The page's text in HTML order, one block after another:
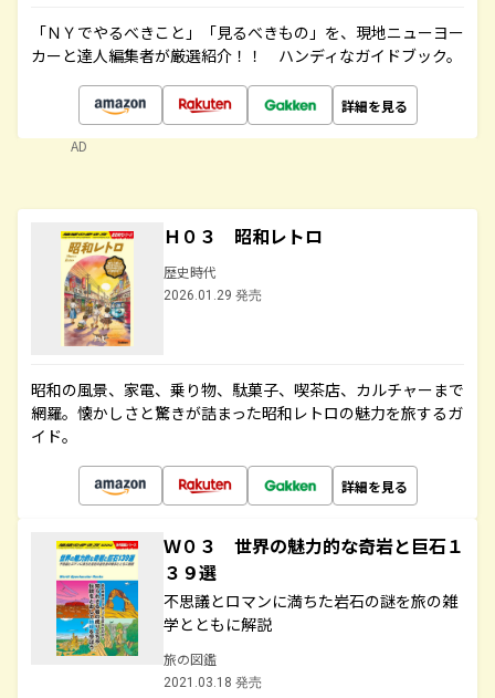
「ＮＹでやるべきこと」「見るべきもの」を、現地ニューヨー
カーと達人編集者が厳選紹介！！ ハンディなガイドブック。
詳細を見る
AD
Ｈ０３ 昭和レトロ
歴史時代
2026.01.29 発売
昭和の風景、家電、乗り物、駄菓子、喫茶店、カルチャーまで
網羅。懐かしさと驚きが詰まった昭和レトロの魅力を旅するガ
イド。
詳細を見る
Ｗ０３ 世界の魅力的な奇岩と巨石１
３９選
不思議とロマンに満ちた岩石の謎を旅の雑
学とともに解説
旅の図鑑
2021.03.18 発売